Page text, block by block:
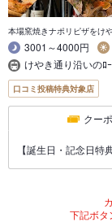
本場窯焼きナポリピザをけ
3001～4000円
けやき通り沿いのﾛ
口コミ投稿特典対象店
クー
【誕生日・記念日
下記ボタ